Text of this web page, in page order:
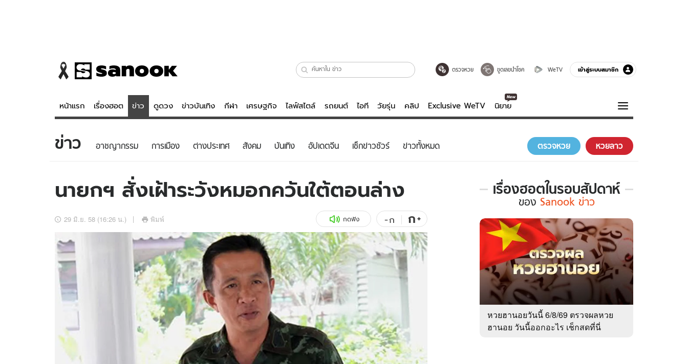
ตรวจหวย ขูดเลขนำโชค WeTV เข้าสู่ระบบสมาชิก
หน้าแรก เรื่องฮอต ข่าว ดูดวง ข่าวบันเทิง กีฬา เศรษฐกิจ ไลฟ์สไตล์ รถยนต์ ไอที วัยรุ่น คลิป Exclusive WeTV นิยาย
ข่าว
ข่าวบันเทิง
อัปเดตจีน
เช็กข่าวชัวร์
ดูดวง - ตรวจหวย
สถิติหวยไทย
ไลฟ์สไตล์
วัยรุ่น
รถยนต์
สุขภาพ
เที่ยว-กิน
Tasteful Thailand
Sanook Choice
บันเทิงครบรส
คลิป
พอดแคสต์
ดูทีวี
WeTV
ความรู้รอบตัว
ฮาวทู
ติดตามสนุกโซเชียลได้ที่
ข่าว อาชญากรรม การเมือง ต่างประเทศ สังคม บันเทิง อัปเดตจีน เช็กข่าวชัวร์ ข่าวทั้งหมด ตรวจหวย หวยลาว
นายกฯ สั่งเฝ้าระวังหมอกควันใต้ตอนล่าง
29 มิ.ย. 58 (16:26 น.) พิมพ์ กดฟัง -ก ก+
เรื่องฮอตในรอบสัปดาห์
เรื่อง
ใน
รอบ
สัปดาห์
Sanook
ข่าว
ของ Sanook ข่าว
หวยฮานอยวันนี้ 6/8/69 ตรวจผลหวย
ฮานอย วันนี้ออกอะไร เช็กสดที่นี่